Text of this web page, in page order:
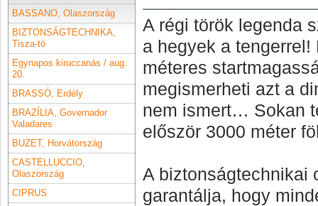
BASSANO, Olaszország
BIZTONSÁGTECHNIKA,
Tisza-tó
Egynapos kiruccanás / aug.
20.
BRASSÓ, Erdély
BRAZÍLIA, Governador
Valadares
BUZET, Horvátország
CASTELLUCCIO,
Olaszország
CIPRUS
A régi török legenda
a hegyek a
méteres
megismerheti azt a
nem ismert… Sokan
először 3000 méter
A biztonságtechnikai
garantálja, hogy